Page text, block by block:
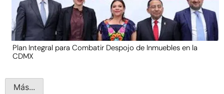
Plan Integral para Combatir Despojo de Inmuebles en la
CDMX
Más...